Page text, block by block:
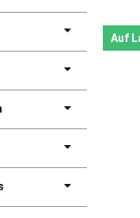
Auf